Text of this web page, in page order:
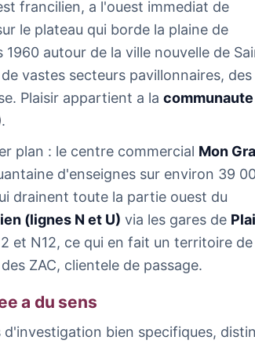
francilien, a l'ouest immediat de
le plateau qui borde la plaine de
autour de la ville nouvelle de
vastes secteurs pavillonnaires, des
Plaisir appartient a lacommunaute
.
plan : le centre commercial Mon
d'enseignes sur environ 39
drainent toute la partie ouest du
(lignes N et U) via les gares de
et N12, ce qui en fait un territoire
ZAC, clientele de passage.
a du sens
bien specifiques,